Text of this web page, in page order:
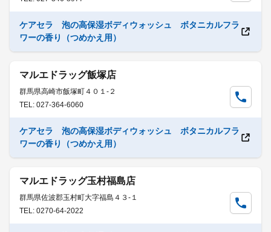
ケアセラ 泡の高保湿ボディウォッシュ ボタニカルフラ
ワーの香り（つめかえ用）
マルエドラッグ飯塚店
群馬県高崎市飯塚町４０１-２
TEL: 027-364-6060
ケアセラ 泡の高保湿ボディウォッシュ ボタニカルフラ
ワーの香り（つめかえ用）
マルエドラッグ玉村福島店
群馬県佐波郡玉村町大字福島４３-１
TEL: 0270-64-2022